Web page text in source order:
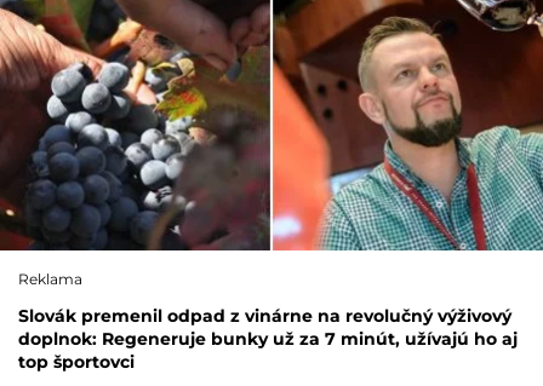
Reklama
Slovák premenil odpad z vinárne na revolučný výživový
doplnok: Regeneruje bunky už za 7 minút, užívajú ho aj
top športovci